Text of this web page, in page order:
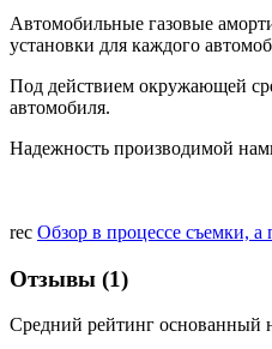
Автомобильные газовые
установки для каждого
Под действием окружающей
автомобиля.
Надежность производимой
rec Обзор в процессе съемки,
Отзывы (1)
Средний рейтинг основанный